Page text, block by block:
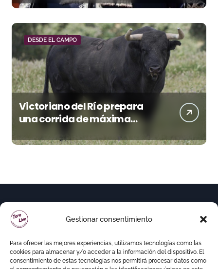
Gestionar consentimiento
Para ofrecer las mejores experiencias, utilizamos tecnologías como las
cookies para almacenar y/o acceder a la información del dispositivo. El
consentimiento de estas tecnologías nos permitirá procesar datos como
DESDE EL CAMPO
Victoriano del Río prepara
una corrida de máxima
seriedad para Ciudad Real
(En Vídeo)